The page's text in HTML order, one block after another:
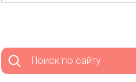
Поиск по сайту